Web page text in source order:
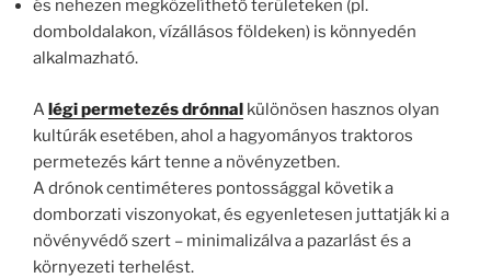
és nehezen megközelíthető területeken (pl.
domboldalakon, vízállásos földeken) is könnyedén
alkalmazható.
Alégi permetezés drónnal különösen hasznos olyan
kultúrák esetében, ahol a hagyományos traktoros
permetezés kárt tenne a növényzetben.
A drónok centiméteres pontossággal követik a
domborzati viszonyokat, és egyenletesen juttatják ki a
növényvédő szert – minimalizálva a pazarlást és a
környezeti terhelést.